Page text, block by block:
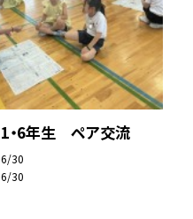
6年生 ペア交流
30
30